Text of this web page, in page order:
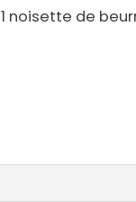
1 noisette de